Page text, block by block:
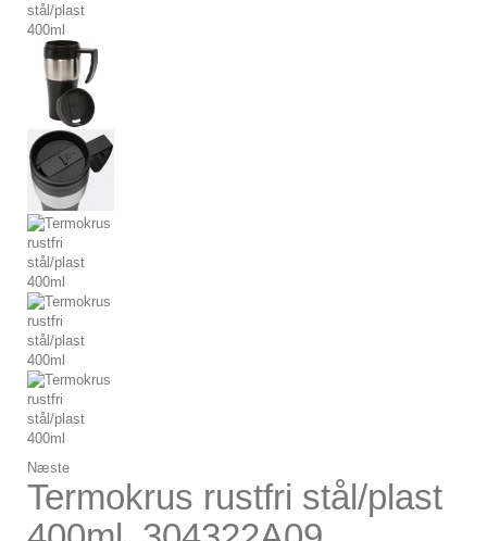
Næste
Termokrus rustfri stål/plast